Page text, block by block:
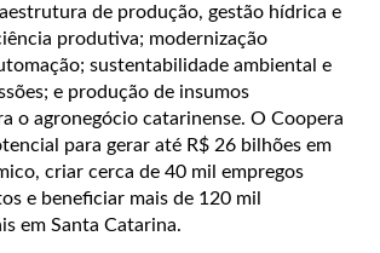
de produção, gestão hídrica e
produtiva; modernização
sustentabilidade ambiental e
e produção de insumos
o agronegócio catarinense. O Coopera
para gerar até R$ 26 bilhões em
criar cerca de 40 mil empregos
e beneficiar mais de 120 mil
em Santa Catarina.